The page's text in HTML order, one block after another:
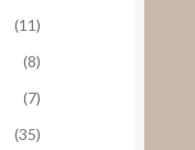
(11)
(8)
(7)
(35)